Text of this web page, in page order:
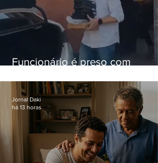
Funcionário é preso com
Hospital do Andaraí
Jornal Daki
há 13 horas